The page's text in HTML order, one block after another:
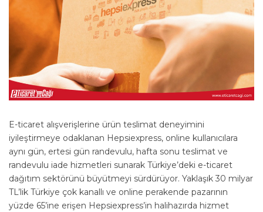
E-ticaret alışverişlerine ürün teslimat deneyimini
iyileştirmeye odaklanan Hepsiexpress, online kullanıcılara
aynı gün, ertesi gün randevulu, hafta sonu teslimat ve
randevulu iade hizmetleri sunarak Türkiye’deki e-ticaret
dağıtım sektörünü büyütmeyi sürdürüyor. Yaklaşık 30 milyar
TL’lik Türkiye çok kanallı ve online perakende pazarının
yüzde 65’ine erişen Hepsiexpress’in halihazırda hizmet